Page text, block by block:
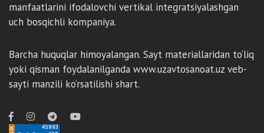
manfaatlarini ifodalovchi vertikal integratsiyalashgan
uch bosqichli kompaniya.
Barcha huquqlar himoyalangan. Sayt materiallaridan to‘liq
yoki qisman foydalanilganda www.uzavtosanoat.uz veb-
sayti manzili ko‘rsatilishi shart.